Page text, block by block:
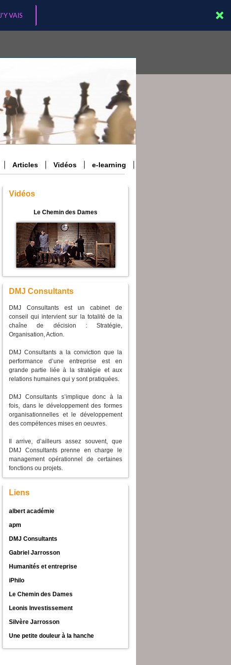
J'Y VAIS
Articles Vidéos e-learning
Vidéos
Le Chemin des Dames
DMJ Consultants
DMJ Consultants est un cabinet de
conseil qui intervient sur la totalité de la
chaîne de décision : Stratégie,
Organisation, Action.
DMJ Consultants a la conviction que la
performance d’une entreprise est en
grande partie liée à la stratégie et aux
relations humaines qui y sont pratiquées.
DMJ Consultants s’implique donc à la
fois, dans le développement des formes
organisationnelles et le développement
des compétences mises en oeuvres.
Il arrive, d’ailleurs assez souvent, que
DMJ Consultants prenne en charge le
management opérationnel de certaines
fonctions ou projets.
Liens
albert académie
apm
DMJ Consultants
Gabriel Jarrosson
Humanités et entreprise
iPhilo
Le Chemin des Dames
Leonis Investissement
Silvère Jarrosson
Une petite douleur à la hanche